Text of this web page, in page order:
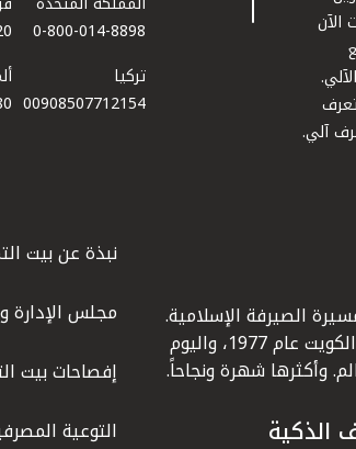
الآن
آلي.
0-800-014-8898
تركيا
00908507712154​
الصيرفة الإسلامية.
وهو أول بنك إسلامي أنشئ في دولة الكويت عام 1977، واليوم
وأكثرها شهرة ونجاحاً.
نبذة عن بيت
مجلس الإدارة
إفصاحات بيت
التوعية